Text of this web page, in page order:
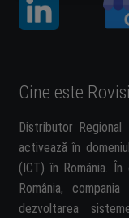
Cine este
Distributor
activează în
(ICT) în România.
România,
dezvoltarea